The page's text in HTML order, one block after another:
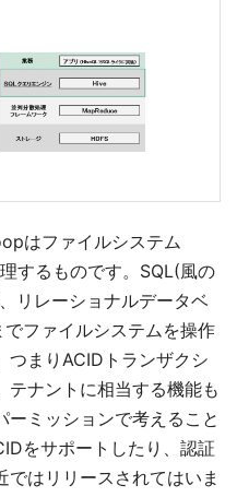
はファイルシステム
するものです。SQL(風の
リレーショナルデータベ
ファイルシステムを操作
つまりACIDトランザクシ
テナントに相当する機能も
ーミッションで考えること
をサポートしたり、認証
はリリースされてはいま